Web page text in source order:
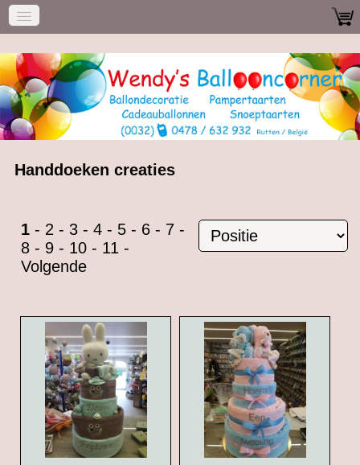
Handdoeken creaties
1 - 2 - 3 - 4 - 5 - 6 - 7 -
8 - 9 - 10 - 11 -
Volgende